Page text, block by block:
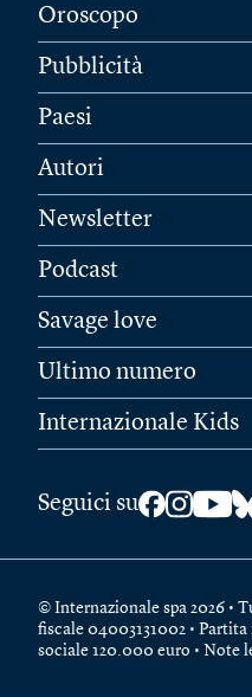
Oroscopo
Pubblicità
Paesi
Autori
Newsletter
Podcast
Savage love
Ultimo numero
Internazionale Kids
Seguici su
© Internazionale spa 2026 •
fiscale 04003131002 •
sociale 120.000 euro • Note